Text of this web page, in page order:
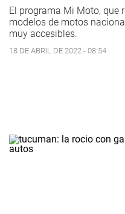
El programa Mi Moto, que
modelos de motos
muy accesibles.
18 DE ABRIL DE 2022 - 08:54